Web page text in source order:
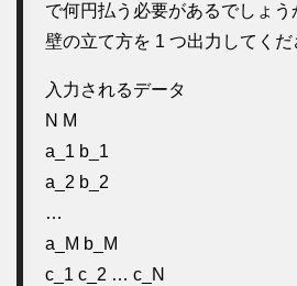
で何円払う必要があるでしょ
壁の立て方を 1 つ出力してくだ
入力されるデータ
N M
a_1 b_1
a_2 b_2
…
a_M b_M
c_1 c_2 … c_N